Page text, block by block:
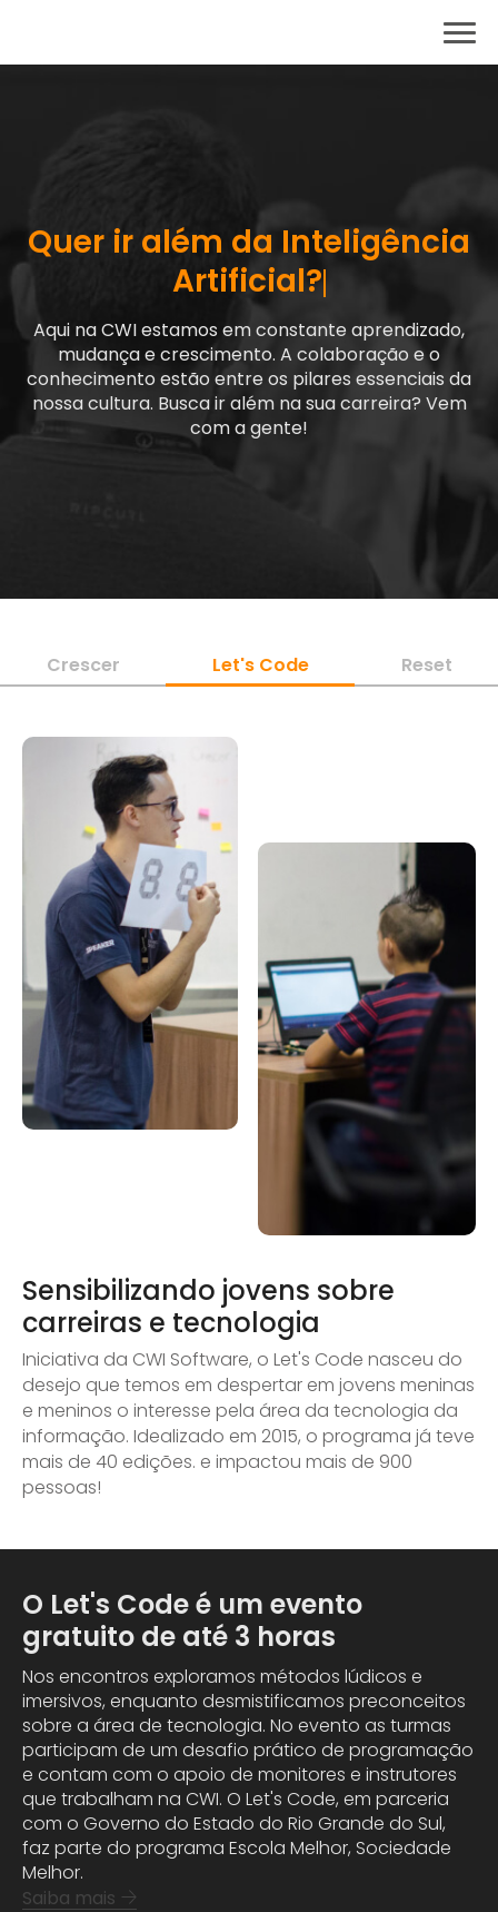
Quer ir além da Inteligência
Artificial?
Aqui na CWI estamos em constante aprendizado,
mudança e crescimento. A colaboração e o
conhecimento estão entre os pilares essenciais da
nossa cultura. Busca ir além na sua carreira? Vem
com a gente!
Crescer Let's Code Reset
Sensibilizando jovens sobre
carreiras e tecnologia
Iniciativa da CWI Software, o Let's Code nasceu do
desejo que temos em despertar em jovens meninas
e meninos o interesse pela área da tecnologia da
informação. Idealizado em 2015, o programa já teve
mais de 40 edições. e impactou mais de 900
pessoas!
O Let's Code é um evento
gratuito de até 3 horas
Nos encontros exploramos métodos lúdicos e
imersivos, enquanto desmistificamos preconceitos
sobre a área de tecnologia. No evento as turmas
participam de um desafio prático de programação
e contam com o apoio de monitores e instrutores
que trabalham na CWI. O Let's Code, em parceria
com o Governo do Estado do Rio Grande do Sul,
faz parte do programa Escola Melhor, Sociedade
Melhor.
Saiba mais